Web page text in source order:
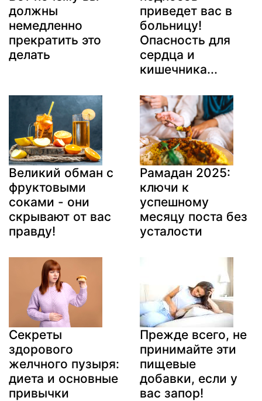
должны
немедленно
прекратить это
делать
приведет вас в
больницу!
Опасность для
сердца и
кишечника...
Великий обман с
фруктовыми
соками - они
скрывают от вас
правду!
Рамадан 2025:
ключи к
успешному
месяцу поста без
усталости
Секреты
здорового
желчного пузыря:
диета и основные
привычки
Прежде всего, не
принимайте эти
пищевые
добавки, если у
вас запор!